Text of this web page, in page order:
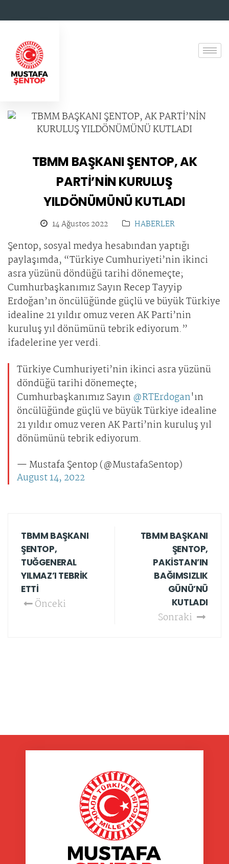
TBMM BAŞKANI ŞENTOP, AK
PARTİ’NİN KURULUŞ
YILDÖNÜMÜNÜ KUTLADI
14 Ağustos 2022 HABERLER
​​​​​​​Şentop, sosyal medya hesabından yaptığı
paylaşımda, “Türkiye Cumhuriyeti’nin ikinci
asra yüzünü döndüğü tarihi dönemeçte;
Cumhurbaşkanımız Sayın Recep Tayyip
Erdoğan’ın öncülüğünde güçlü ve büyük Türkiye
idealine 21 yıldır omuz veren AK Parti’nin
kuruluş yıl dönümünü tebrik ediyorum.”
ifadelerine yer verdi.
Türkiye Cumhuriyeti’nin ikinci asra yüzünü
döndüğü tarihi dönemeçte;
Cumhurbaşkanımız Sayın @RTErdogan'ın
öncülüğünde güçlü ve büyük Türkiye idealine
21 yıldır omuz veren AK Parti’nin kuruluş yıl
dönümünü tebrik ediyorum.
— Mustafa Şentop (@MustafaSentop)
August 14, 2022
TBMM BAŞKANI
ŞENTOP,
TUĞGENERAL
YILMAZ’I TEBRİK
ETTİ
Önceki
TBMM BAŞKANI
ŞENTOP,
PAKİSTAN’IN
BAĞIMSIZLIK
GÜNÜ’NÜ
KUTLADI
Sonraki